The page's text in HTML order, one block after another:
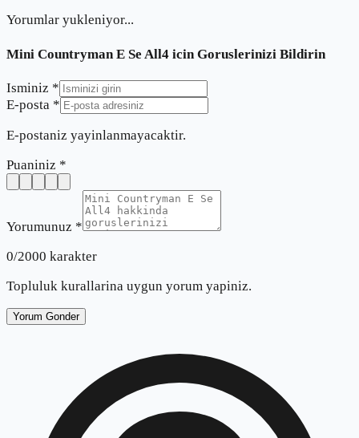
Yorumlar yukleniyor...
Mini Countryman E Se All4 icin Goruslerinizi Bildirin
Isminiz *
E-posta *
E-postaniz yayinlanmayacaktir.
Puaniniz *
Yorumunuz *
0/2000 karakter
Topluluk kurallarina uygun yorum yapiniz.
Yorum Gonder